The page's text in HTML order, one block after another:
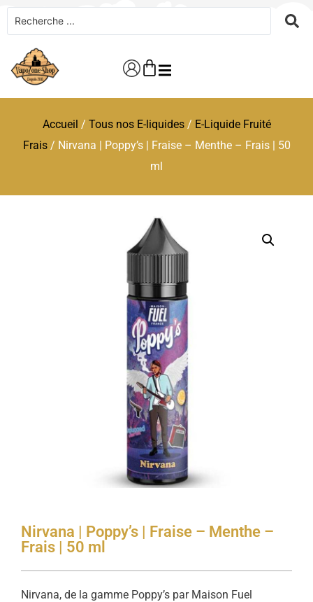
Accueil / Tous nos E-liquides/ E-Liquide Fruité
Frais/ Nirvana | Poppy’s | Fraise – Menthe – Frais | 50
ml
Nirvana | Poppy’s | Fraise – Menthe –
Frais | 50 ml
Nirvana, de la gamme Poppy’s par Maison Fuel